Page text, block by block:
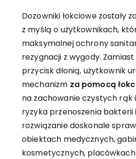
Dozowniki łokciowe zostały
z myślą o użytkownikach,
maksymalnej ochrony
rezygnacji z wygody.
przycisk dłonią, użytkownik
mechanizm za pomocą
na zachowanie czystych rąk
ryzyka przenoszenia bakterii
rozwiązanie doskonale
obiektach medycznych,
kosmetycznych, placówkach